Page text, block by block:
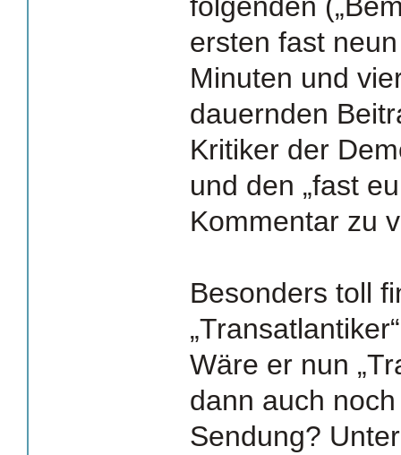
folgenden
ersten fast
Minuten und
dauernden
Kritiker der
und den „fast
Kommentar zu
Besonders toll
Wäre er nun
dann auch
Sendung?